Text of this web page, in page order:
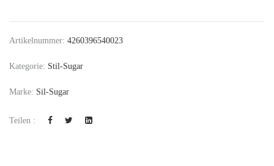
Artikelnummer: 4260396540023
Kategorie: Stil-Sugar
Marke: Sil-Sugar
Teilen :